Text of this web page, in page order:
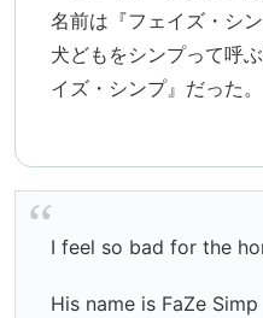
名前は『フェイズ・シ
犬どもをシンプって呼
イズ・シンプ』だった。
I feel so bad for the
His name is FaZe Simp